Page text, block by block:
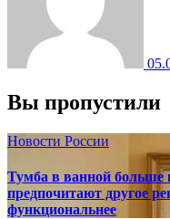
Вы пропустили
Новости России
Тумба в ванной больше
предпочитают другое
функциональнее